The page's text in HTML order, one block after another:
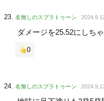
名無しのスプラトゥーン
ダメージを25.52にしちゃ
0
名無しのスプラトゥーン